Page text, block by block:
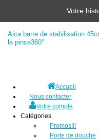
Votre
Aica barre de stabilisation
la pince360°
Accueil
Nous contacter
Votre compte
Catégories
Promos!!!
Porte de douche